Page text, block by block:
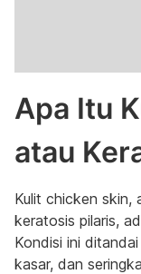
Apa Itu
atau
Kulit chicken skin,
keratosis pilaris,
Kondisi ini
kasar, dan